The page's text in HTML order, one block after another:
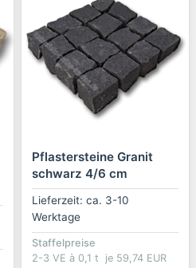
Pflastersteine Granit
schwarz 4/6 cm
Lieferzeit: ca. 3-10
Werktage
Staffelpreise
2-3 VE à 0,1 t
je 59,74 EUR